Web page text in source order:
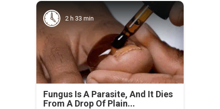
2 h 33 min
Fungus Is A Parasite, And It Dies
From A Drop Of Plain...